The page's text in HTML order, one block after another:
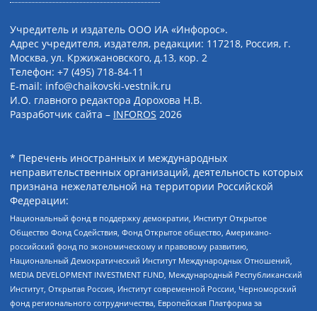
Учредитель и издатель ООО ИА «Инфорос».
Адрес учредителя, издателя, редакции: 117218, Россия, г.
Москва, ул. Кржижановского, д.13, кор. 2
Телефон: +7 (495) 718-84-11
E-mail: info@chaikovski-vestnik.ru
И.О. главного редактора Дорохова Н.В.
Разработчик сайта – INFOROS 2026
* Перечень иностранных и международных
неправительственных организаций, деятельность которых
признана нежелательной на территории Российской
Федерации:
Национальный фонд в поддержку демократии, Институт Открытое
Общество Фонд Содействия, Фонд Открытое общество, Американо-
российский фонд по экономическому и правовому развитию,
Национальный Демократический Институт Международных Отношений,
MEDIA DEVELOPMENT INVESTMENT FUND, Международный Республиканский
Институт, Открытая Россия, Институт современной России, Черноморский
фонд регионального сотрудничества, Европейская Платформа за